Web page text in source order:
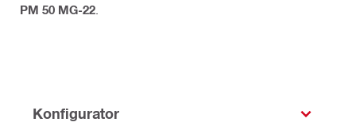
PM 50 MG-22
Konfigurator